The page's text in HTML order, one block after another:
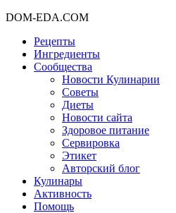
DOM-EDA.COM
Рецепты
Ингредиенты
Сообщества
Новости Кулинарии
Советы
Диеты
Новости сайта
Здоровое питание
Сервировка
Этикет
Авторский блог
Кулинары
Активность
Помощь